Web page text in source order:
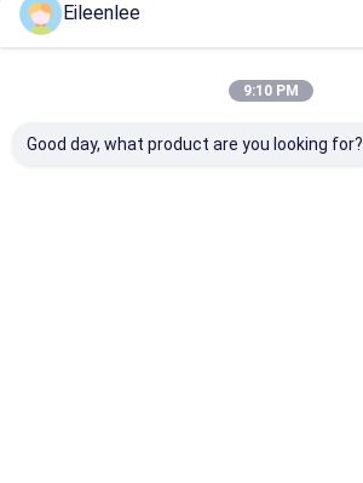
প্রস্তাবিত পণ্য
Eileenlee
9:10 PM
Good day, what product are you looking for?